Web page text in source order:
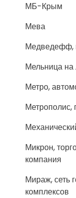
МБ-Крым
Мева
Медведефф,
Мельница
Метро,
Метрополис,
Микрон,
компания
Мираж, сеть
комплексов